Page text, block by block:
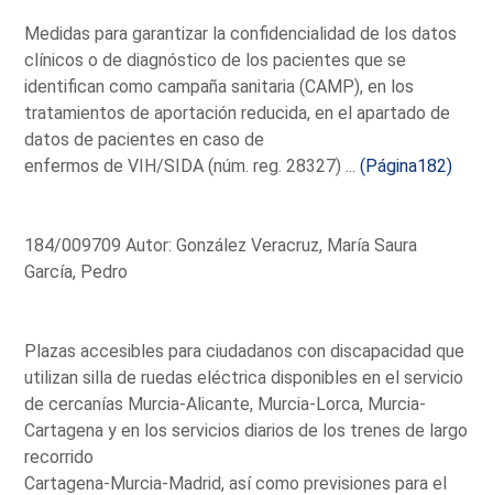
Medidas para garantizar la confidencialidad de los datos
clínicos o de diagnóstico de los pacientes que se
identifican como campaña sanitaria (CAMP), en los
tratamientos de aportación reducida, en el apartado de
datos de pacientes en caso de
enfermos de VIH/SIDA (núm. reg. 28327) ...(Página182)
184/009709 Autor: González Veracruz, María Saura
García, Pedro
Plazas accesibles para ciudadanos con discapacidad que
utilizan silla de ruedas eléctrica disponibles en el servicio
de cercanías Murcia-Alicante, Murcia-Lorca, Murcia-
Cartagena y en los servicios diarios de los trenes de largo
recorrido
Cartagena-Murcia-Madrid, así como previsiones para el